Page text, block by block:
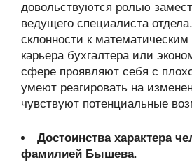
довольствуются ролью
ведущего специалиста
склонности к
карьера бухгалтера или
сфере проявляют себя с
умеют реагировать на
чувствуют потенциальные
Достоинства характера
фамилией Бышева.